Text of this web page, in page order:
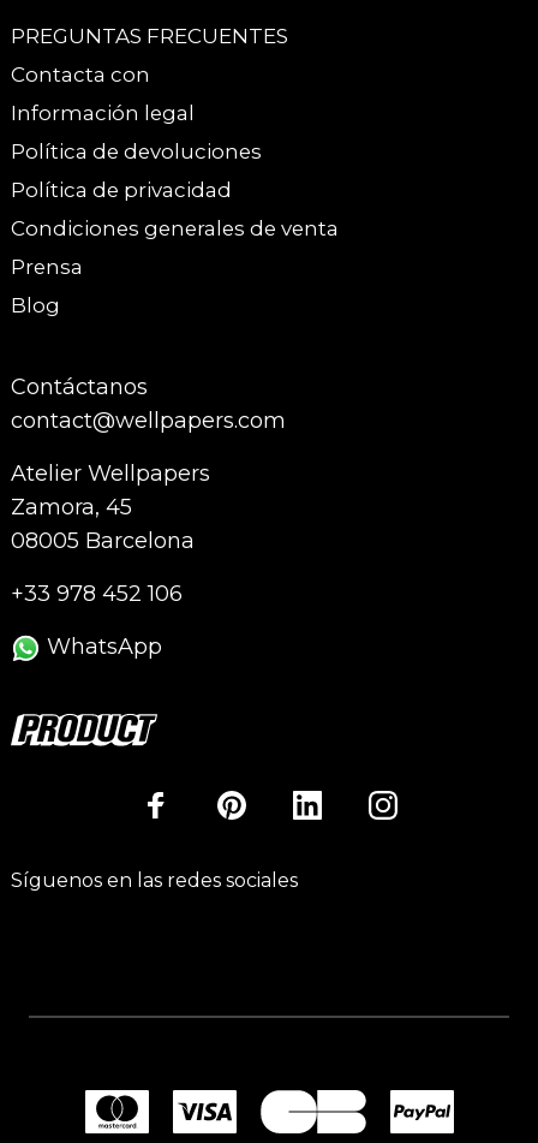
PREGUNTAS FRECUENTES
Contacta con
Información legal
Política de devoluciones
Política de privacidad
Condiciones generales de venta
Prensa
Blog
Contáctanos
contact@wellpapers.com
Atelier Wellpapers
Zamora, 45
08005 Barcelona
+33 978 452 106
WhatsApp
Síguenos en las redes sociales